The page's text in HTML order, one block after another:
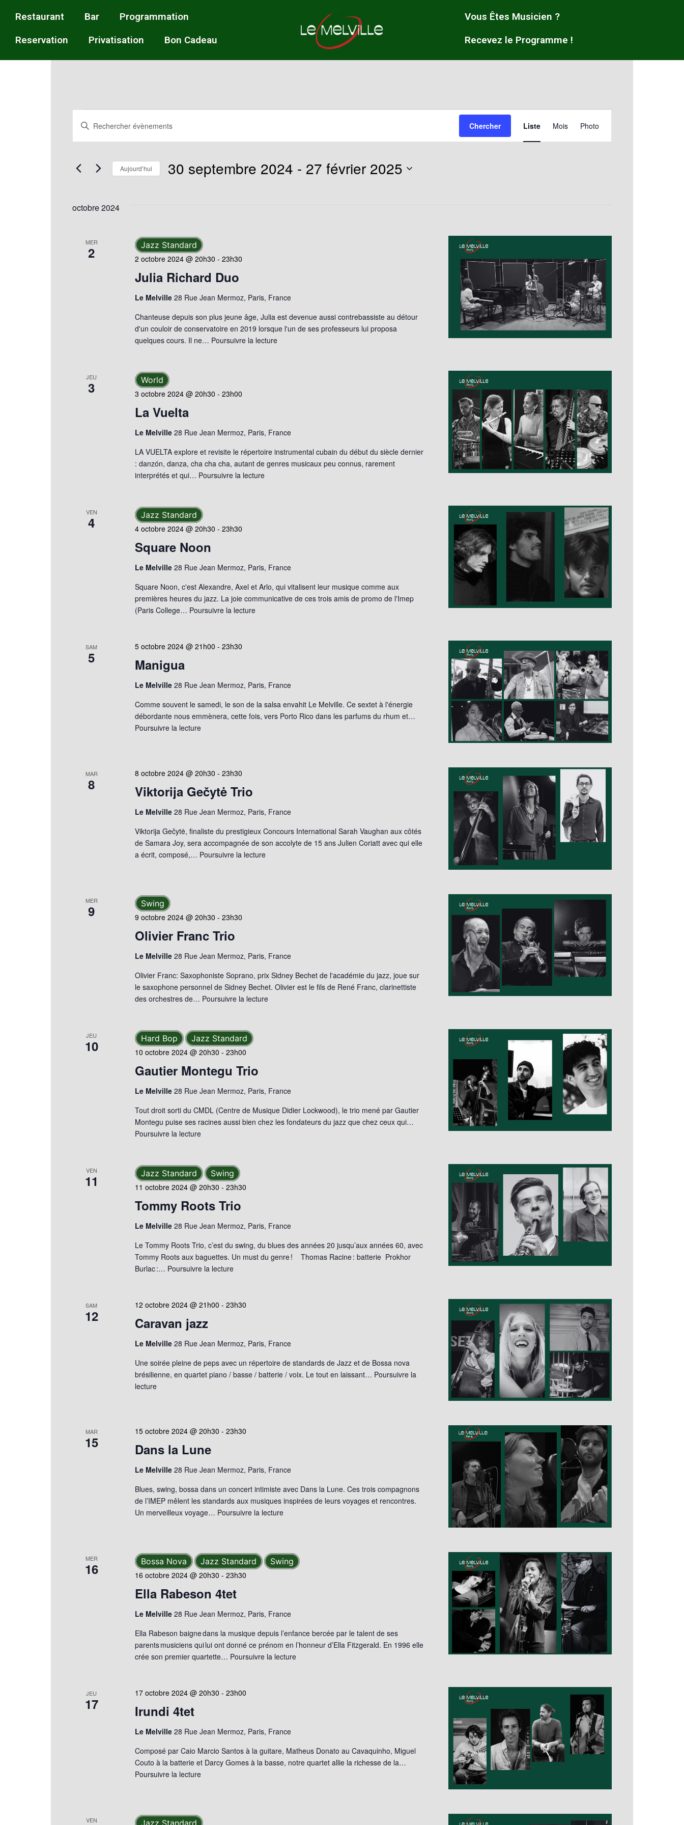
Restaurant Bar
Programmation
Reservation
Privatisation Bon Cadeau
Vous Êtes Musicien ?
Recevez le Programme !
Recherche
et
de
vues
Évènements
Saisir
Rechercher
Chercher
Navigation
de
Liste Mois Photo
Aujourd’hui 30 septembre 2024 - 27 février 2025
octobre 2024
MER
2
Julia Richard Duo
2 octobre 2024 @ 20h30 -23h30
Jazz Standard
Le Melville28 Rue Jean Mermoz, Paris, France
Chanteuse depuis son plus jeune âge, Julia est devenue aussi contrebassiste au détour
d'un couloir de conservatoire en 2019 lorsque l'un de ses professeurs lui proposa
quelques cours. Il ne… Poursuivre la lecture
JEU
3
La Vuelta
3 octobre 2024 @ 20h30 -23h00
World
Le Melville28 Rue Jean Mermoz, Paris, France
LA VUELTA explore et revisite le répertoire instrumental cubain du début du siècle dernier
: danzón, danza, cha cha cha, autant de genres musicaux peu connus, rarement
interprétés et qui… Poursuivre la lecture
VEN
4
Square Noon
4 octobre 2024 @ 20h30 -23h30
Jazz Standard
Le Melville28 Rue Jean Mermoz, Paris, France
Square Noon, c'est Alexandre, Axel et Arlo, qui vitalisent leur musique comme aux
premières heures du jazz. La joie communicative de ces trois amis de promo de l'Imep
(Paris College… Poursuivre la lecture
SAM
5 Manigua
5 octobre 2024 @ 21h00 -23h30
Le Melville28 Rue Jean Mermoz, Paris, France
Comme souvent le samedi, le son de la salsa envahit Le Melville. Ce sextet à l'énergie
débordante nous emmènera, cette fois, vers Porto Rico dans les parfums du rhum et…
Poursuivre la lecture
MAR
8 Viktorija Gečytė Trio
8 octobre 2024 @ 20h30 -23h30
Le Melville28 Rue Jean Mermoz, Paris, France
Viktorija Gečytė, finaliste du prestigieux Concours International Sarah Vaughan aux côtés
de Samara Joy, sera accompagnée de son accolyte de 15 ans Julien Coriatt avec qui elle
a écrit, composé,… Poursuivre la lecture
MER
9
Olivier Franc Trio
9 octobre 2024 @ 20h30 -23h30
Swing
Le Melville28 Rue Jean Mermoz, Paris, France
Olivier Franc: Saxophoniste Soprano, prix Sidney Bechet de l'académie du jazz, joue sur
le saxophone personnel de Sidney Bechet. Olivier est le fils de René Franc, clarinettiste
des orchestres de… Poursuivre la lecture
JEU
10
Gautier Montegu Trio
10 octobre 2024 @ 20h30 -23h00
Hard Bop Jazz Standard
Le Melville28 Rue Jean Mermoz, Paris, France
Tout droit sorti du CMDL (Centre de Musique Didier Lockwood), le trio mené par Gautier
Montegu puise ses racines aussi bien chez les fondateurs du jazz que chez ceux qui…
Poursuivre la lecture
VEN
11
Tommy Roots Trio
11 octobre 2024 @ 20h30 -23h30
Jazz Standard Swing
Le Melville28 Rue Jean Mermoz, Paris, France
Le Tommy Roots Trio, c’est du swing, du blues des années 20 jusqu’aux années 60, avec
Tommy Roots aux baguettes. Un must du genre ! Thomas Racine : batterie Prokhor
Burlac :… Poursuivre la lecture
SAM
12 Caravan jazz
12 octobre 2024 @ 21h00 -23h30
Le Melville28 Rue Jean Mermoz, Paris, France
Une soirée pleine de peps avec un répertoire de standards de Jazz et de Bossa nova
brésilienne, en quartet piano / basse / batterie / voix. Le tout en laissant… Poursuivre la
lecture
MAR
15 Dans la Lune
15 octobre 2024 @ 20h30 -23h30
Le Melville28 Rue Jean Mermoz, Paris, France
Blues, swing, bossa dans un concert intimiste avec Dans la Lune. Ces trois compagnons
de l’IMEP mêlent les standards aux musiques inspirées de leurs voyages et rencontres.
Un merveilleux voyage… Poursuivre la lecture
MER
16
Ella Rabeson 4tet
16 octobre 2024 @ 20h30 -23h30
Bossa Nova Jazz Standard Swing
Le Melville28 Rue Jean Mermoz, Paris, France
Ella Rabeson baigne dans la musique depuis l’enfance bercée par le talent de ses
parents musiciens qui lui ont donné ce prénom en l’honneur d’Ella Fitzgerald. En 1996 elle
crée son premier quartette… Poursuivre la lecture
JEU
17 Irundi 4tet
17 octobre 2024 @ 20h30 -23h00
Le Melville28 Rue Jean Mermoz, Paris, France
Composé par Caio Marcio Santos à la guitare, Matheus Donato au Cavaquinho, Miguel
Couto à la batterie et Darcy Gomes à la basse, notre quartet allie la richesse de la…
Poursuivre la lecture
VEN